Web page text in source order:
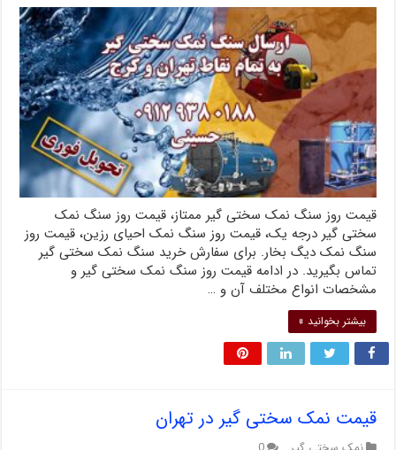
قیمت روز سنگ نمک سختی گیر ممتاز، قیمت روز سنگ نمک
سختی گیر درجه یک، قیمت روز سنگ نمک احیای رزین، قیمت روز
سنگ نمک دیگ بخار. برای سفارش خرید سنگ نمک سختی گیر
تماس بگیرید. در ادامه قیمت روز سنگ نمک سختی گیر و
مشخصات انواع مختلف آن و …
بیشتر بخوانید »
قیمت نمک سختی گیر در تهران